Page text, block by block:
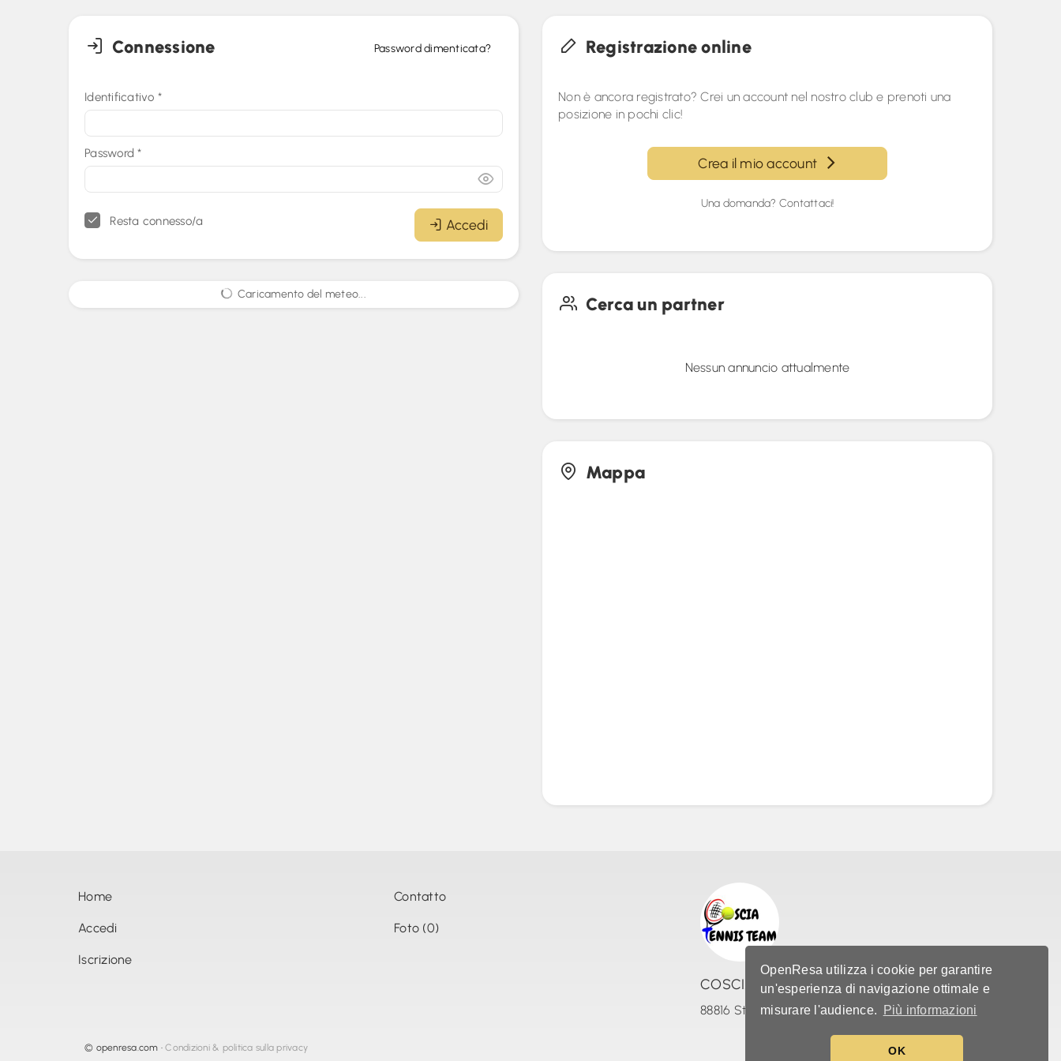
OpenResa utilizza i cookie per garantire
un'esperienza di navigazione ottimale e
misurare l'audience.
Più informazioni
OK
Connessione Password dimenticata?
Identificativo *
Password*
Resta connesso/a Accedi
Caricamento del meteo...
Registrazione online
Non è ancora registrato? Crei un account nel nostro club e prenoti una
posizione in pochi clic!
Crea il mio account
Una domanda? Contattaci!
Cerca un partner
Nessun annuncio attualmente
Mappa
Home
Accedi
Iscrizione
Contatto
Foto (0)
COSCIA TENNIS TEAM
88816 Strongoli (IT)
© openresa.com •Condizioni & politica sulla privacy Italia (IT)